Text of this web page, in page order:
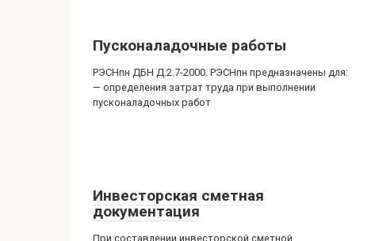
Пусконаладочные работы
РЭСНпн ДБН Д.2.7-2000. РЭСНпн предназначены для:
— определения затрат труда при выполнении
пусконаладочных работ
Инвесторская сметная
документация
При составлении инвесторской сметной